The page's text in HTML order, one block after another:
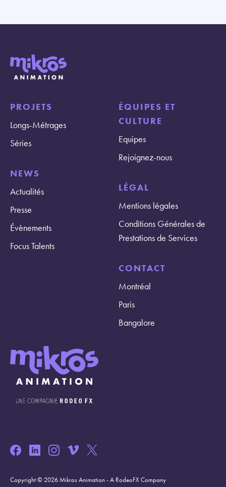
PROJETS
Longs-Métrages
Séries
NEWS
Actualités
Presse
Évènements
Focus Talents
ÉQUIPES ET
CULTURE
Equipes
Rejoignez-nous
LÉGAL
Mentions légales
Conditions Générales de
Prestations de Services
CONTACT
Montréal
Paris
Bangalore
Copyright © 2026 Mikros Animation - A RodeoFX Company